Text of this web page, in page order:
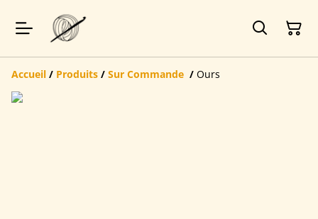
Accueil / Produits / Sur Commande / Ours